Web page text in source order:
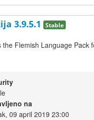
3.9.5.1 Stable
the Flemish Language Pack
na
09 april 2019 23:00